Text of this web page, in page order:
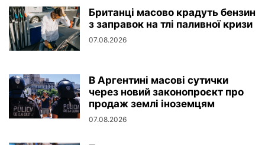
Британці масово крадуть бензин
з заправок на тлі паливної кризи
07.08.2026
В Аргентині масові сутички
через новий законопроєкт про
продаж землі іноземцям
07.08.2026